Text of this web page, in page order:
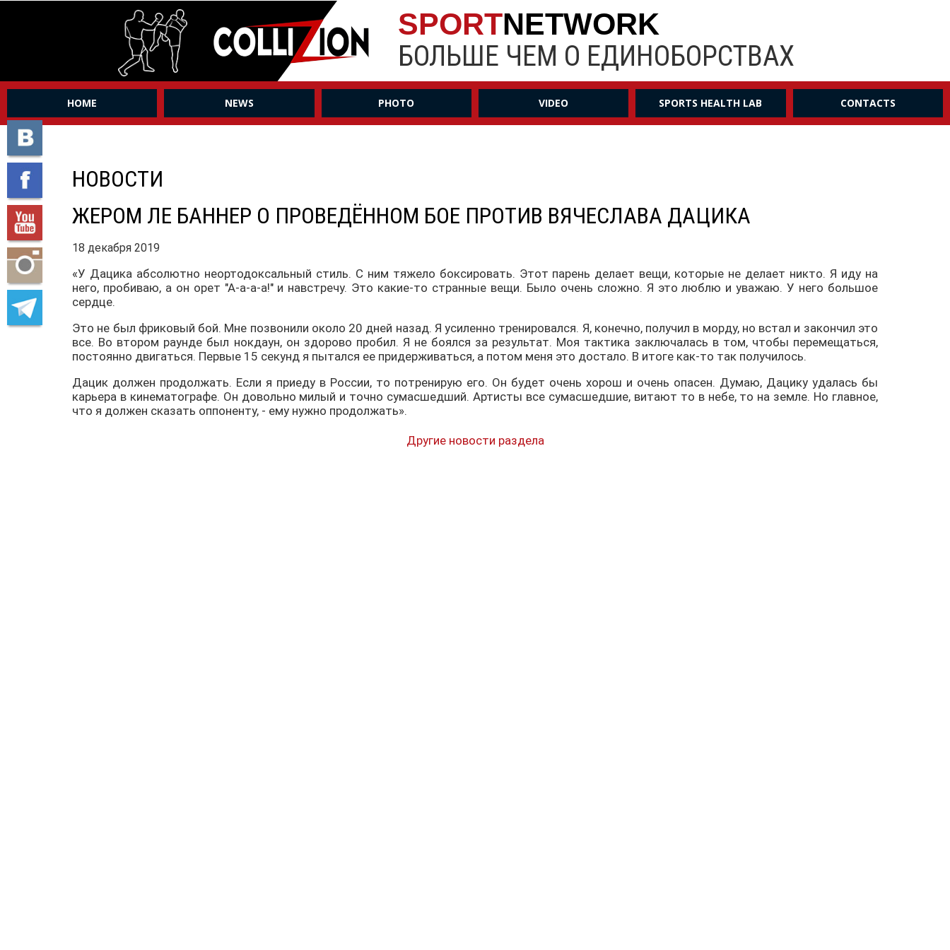
SPORTNETWORK
БОЛЬШЕ ЧЕМ О ЕДИНОБОРСТВАХ
HOME NEWS PHOTO VIDEO SPORTS HEALTH LAB CONTACTS
НОВОСТИ
ЖЕРОМ ЛЕ БАННЕР О ПРОВЕДЁННОМ БОЕ ПРОТИВ ВЯЧЕСЛАВА ДАЦИКА
18 декабря 2019
«У Дацика абсолютно неортодоксальный стиль. С ним тяжело боксировать. Этот парень делает вещи, которые не делает никто. Я иду на
него, пробиваю, а он орет "А-а-а-а!" и навстречу. Это какие-то странные вещи. Было очень сложно. Я это люблю и уважаю. У него большое
сердце.
Это не был фриковый бой. Мне позвонили около 20 дней назад. Я усиленно тренировался. Я, конечно, получил в морду, но встал и закончил это
все. Во втором раунде был нокдаун, он здорово пробил. Я не боялся за результат. Моя тактика заключалась в том, чтобы перемещаться,
постоянно двигаться. Первые 15 секунд я пытался ее придерживаться, а потом меня это достало. В итоге как-то так получилось.
Дацик должен продолжать. Если я приеду в России, то потренирую его. Он будет очень хорош и очень опасен. Думаю, Дацику удалась бы
карьера в кинематографе. Он довольно милый и точно сумасшедший. Артисты все сумасшедшие, витают то в небе, то на земле. Но главное,
что я должен сказать оппоненту, - ему нужно продолжать».
Другие новости раздела